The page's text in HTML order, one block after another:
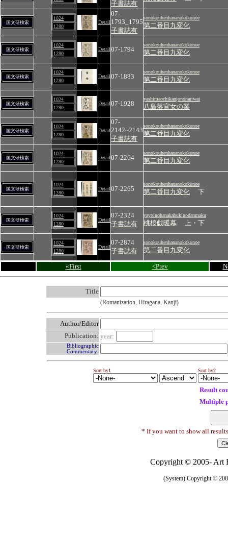
子書誌有
国文研検索
1024
1280
Detail
07-
1793_1795
子書誌有
sonokouhenhananokokonoe
第二番目九変化
国文研検索
1024
1280
Detail07-1794
sonokouhenhananokokonoe
第二番目九変化
国文研検索
1024
1280
Detail07-1883
sonokouhenhananokokonoe
第二番目九変化
国文研検索
1024
1280
Detail07-1928
yashimaochikanjononariwai
八島落官女の業
国文研検索
1024
1280
Detail
07-
2142~2143
子書誌有
sonokouhenhananokokonoe
第二番目九変化
国文研検索
1024
1280
Detail07-2264
sonokouhenhananokokonoe
第二番目九変化
国文研検索
1024
1280
Detail07-2265
sonokouhenhananokokonoe
第二番目九変化 下
国文研検索
1024
1280
Detail
07-2324
子書誌有
yayoinohanakabukinodanmaku
桃桜戯暖幕 上・下
国文研検索
1024
1280
Detail
07-2874
子書誌有
sonokouhenhananokokonoe
第二番目九変化
«First <Prev
Title
(Romanization, Hiragana, Kanji)
Author/Editor
Publication: year:
Bibliographic
Commentary:
Sort by1 Sort by2
Result
Multiple
* If you want to show all
Copyright © 2005- Art
(System) Copyright ©